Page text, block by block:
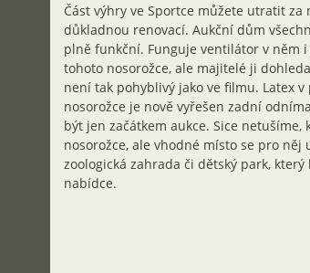
Část výhry ve Sportce můžete utratit
důkladnou renovací. Aukční dům
plně funkční. Funguje ventilátor v něm
tohoto nosorožce, ale majitelé ji
není tak pohyblivý jako ve filmu. Latex
nosorožce je nově vyřešen zadní
být jen začátkem aukce. Sice
nosorožce, ale vhodné místo se pro
zoologická zahrada či dětský park,
nabídce.